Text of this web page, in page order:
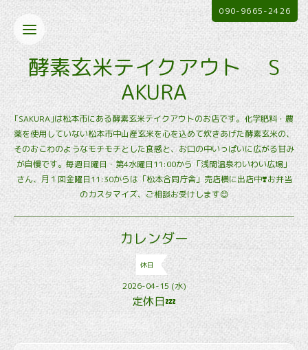
酵素玄米テイクアウト S
AKURA
｢SAKURA｣は松本市にある酵素玄米テイクアウトのお店です。化学肥料・農
薬を使用していない松本市中山産玄米を心を込めて炊きあげた酵素玄米の、
そのおこわのようなモチモチとした食感と、お口の中いっぱいに広がる甘み
が自慢です。毎週日曜日・第4水曜日11:00から「浅間温泉わいわい広場」
さん、月１回金曜日11:30からは「松本合同庁舎」売店横に出店中❣️お弁当
のカスタマイズ、ご相談お受けします😊
090-9665-2426
カレンダー
休日
2026-04-15 (水)
定休日💤